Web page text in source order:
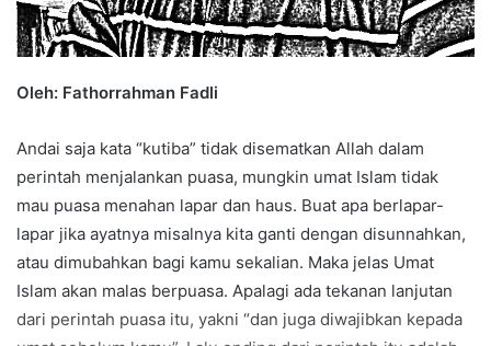
Oleh: Fathorrahman Fadli
Andai saja kata “kutiba” tidak disematkan Allah dalam
perintah menjalankan puasa, mungkin umat Islam tidak
mau puasa menahan lapar dan haus. Buat apa berlapar-
lapar jika ayatnya misalnya kita ganti dengan disunnahkan,
atau dimubahkan bagi kamu sekalian. Maka jelas Umat
Islam akan malas berpuasa. Apalagi ada tekanan lanjutan
dari perintah puasa itu, yakni “dan juga diwajibkan kepada